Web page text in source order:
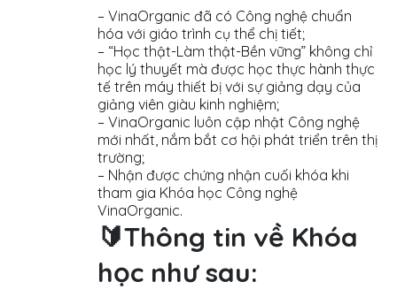
– VinaOrganic đã có Công nghệ chuẩn
hóa với giáo trình cụ thể chị tiết;
– “Học thật-Làm thật-Bền vững” không chỉ
học lý thuyết mà được học thực hành thực
tế trên máy thiết bị với sự giảng dạy của
giảng viên giàu kinh nghiệm;
– VinaOrganic luôn cập nhật Công nghệ
mới nhất, nắm bắt cơ hội phát triển trên thị
trường;
– Nhận được chứng nhận cuối khóa khi
tham gia Khóa học Công nghệ
VinaOrganic.
🔰Thông tin về Khóa
học như sau: